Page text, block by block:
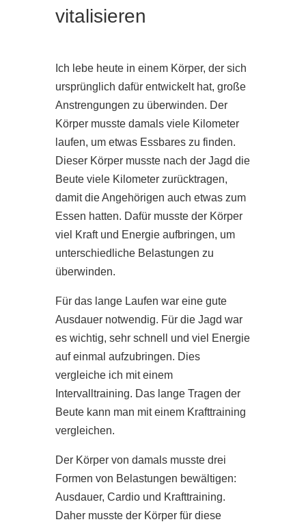
vitalisieren
Ich lebe heute in einem Körper, der sich
ursprünglich dafür entwickelt hat, große
Anstrengungen zu überwinden. Der
Körper musste damals viele Kilometer
laufen, um etwas Essbares zu finden.
Dieser Körper musste nach der Jagd die
Beute viele Kilometer zurücktragen,
damit die Angehörigen auch etwas zum
Essen hatten. Dafür musste der Körper
viel Kraft und Energie aufbringen, um
unterschiedliche Belastungen zu
überwinden.
Für das lange Laufen war eine gute
Ausdauer notwendig. Für die Jagd war
es wichtig, sehr schnell und viel Energie
auf einmal aufzubringen. Dies
vergleiche ich mit einem
Intervalltraining. Das lange Tragen der
Beute kann man mit einem Krafttraining
vergleichen.
Der Körper von damals musste drei
Formen von Belastungen bewältigen:
Ausdauer, Cardio und Krafttraining.
Daher musste der Körper für diese